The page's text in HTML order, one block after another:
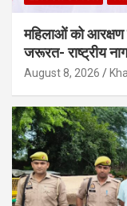
महिलाओं को आरक्षण
जरूरत- राष्ट्रीय
August 8, 2026